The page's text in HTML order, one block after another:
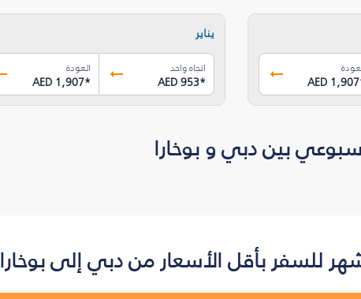
AED 1,907
يناير
اتجاه واحد
AED 953*
العودة
AED 1,907*
بين دبي و بوخارا
للسفر بأقل الأسعار من دبي إلى بوخارا